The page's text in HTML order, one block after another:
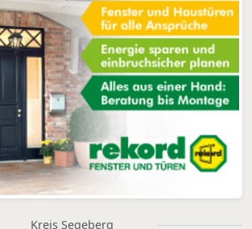
Kreis Segeberg